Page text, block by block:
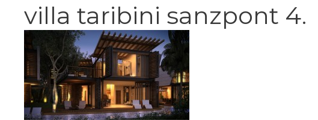
villa taribini sanzpont 4.